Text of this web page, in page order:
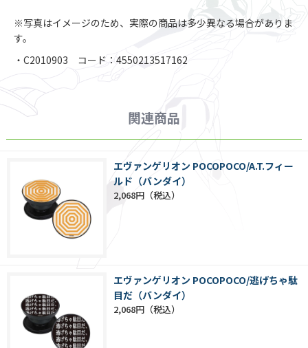
※写真はイメージのため、実際の商品は多少異なる場合がありま
す。
・C2010903 コード：4550213517162
関連商品
エヴァンゲリオン POCOPOCO/A.T.フィー
ルド（バンダイ）
2,068円
エヴァンゲリオン POCOPOCO/逃げちゃ駄
目だ（バンダイ）
2,068円